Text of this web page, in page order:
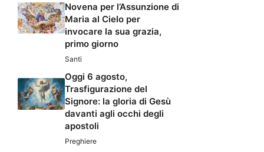
Novena per l’Assunzione di
Maria al Cielo per
invocare la sua grazia,
primo giorno
Santi
Oggi 6 agosto,
Trasfigurazione del
Signore: la gloria di Gesù
davanti agli occhi degli
apostoli
Preghiere